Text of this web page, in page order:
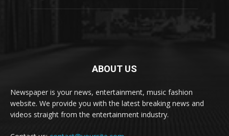
ABOUT US
Newspaper is your news, entertainment, music fashion
website. We provide you with the latest breaking news and
videos straight from the entertainment industry.